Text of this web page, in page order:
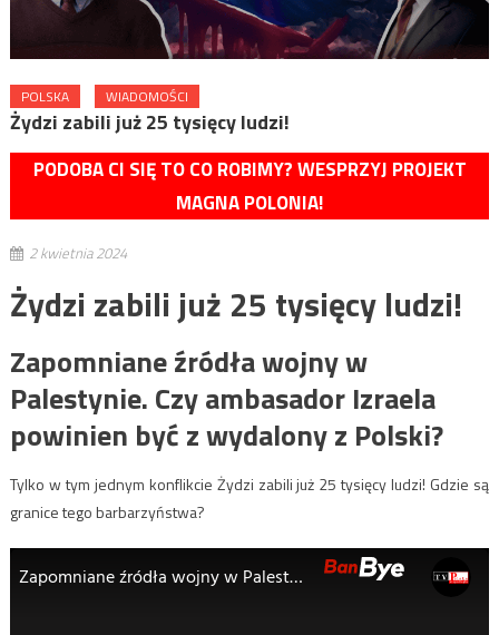
POLSKA WIADOMOŚCI
Żydzi zabili już 25 tysięcy ludzi!
PODOBA CI SIĘ TO CO ROBIMY? WESPRZYJ PROJEKT
MAGNA POLONIA!
2 kwietnia 2024
Żydzi zabili już 25 tysięcy ludzi!
Zapomniane źródła wojny w
Palestynie. Czy ambasador Izraela
powinien być z wydalony z Polski?
Tylko w tym jednym konflikcie Żydzi zabili już 25 tysięcy ludzi! Gdzie są
granice tego barbarzyństwa?